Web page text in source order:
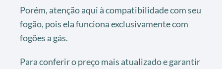
Porém, atenção aqui à compatibilidade com seu
fogão, pois ela funciona exclusivamente com
fogões a gás.
Para conferir o preço mais atualizado e garantir